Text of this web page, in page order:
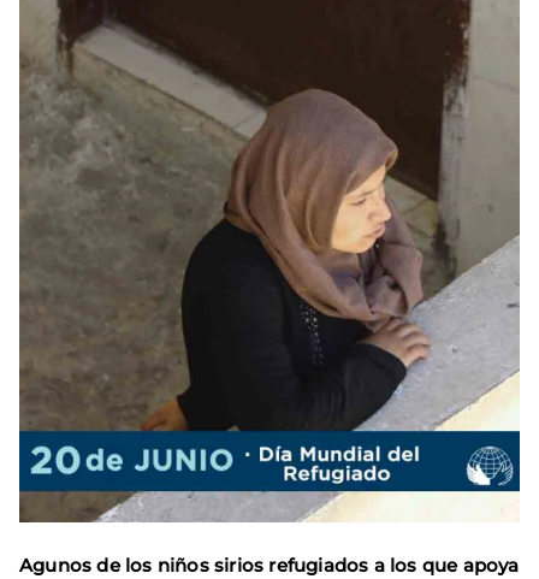
Agunos de los niños sirios refugiados a los que apoya